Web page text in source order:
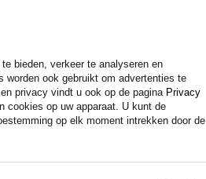
bieden, verkeer te analyseren en
worden ook gebruikt om advertenties te
privacy vindt u ook op de pagina Privacy
cookies op uw apparaat. U kunt de
op elk moment intrekken door de